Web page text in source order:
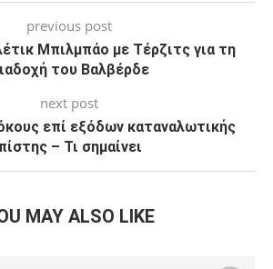
previous post
Μπιλμπάο με Τέρζιτς για τη
του Βαλβέρδε
next post
επί εξόδων καταναλωτικής
– Τι σημαίνει
MAY ALSO LIKE